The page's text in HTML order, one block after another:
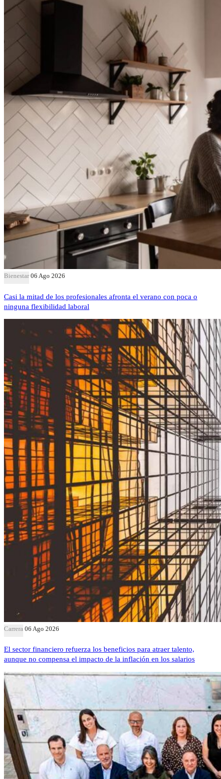
Bienestar 06 Ago 2026
Casi la mitad de los profesionales afronta el verano con poca o
ninguna flexibilidad laboral
Carrera 06 Ago 2026
El sector financiero refuerza los beneficios para atraer talento,
aunque no compensa el impacto de la inflación en los salarios